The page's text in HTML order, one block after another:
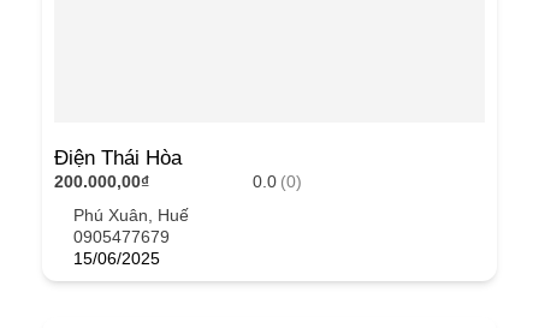
Điện Thái Hòa
200.000,00₫ 0.0 (0)
Phú Xuân, Huế
0905477679
15/06/2025